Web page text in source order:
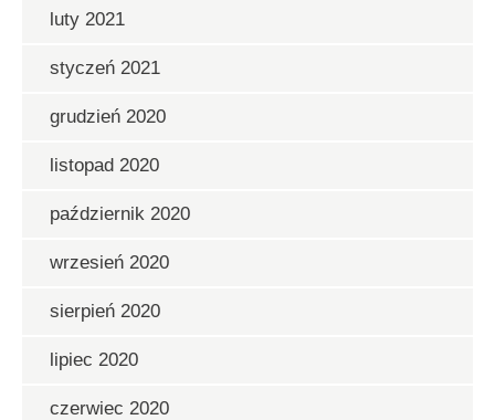
luty 2021
styczeń 2021
grudzień 2020
listopad 2020
październik 2020
wrzesień 2020
sierpień 2020
lipiec 2020
czerwiec 2020